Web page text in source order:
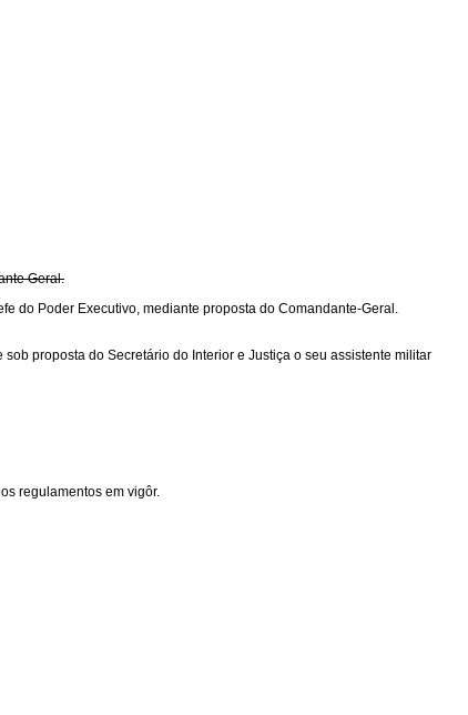
Geral.
do Poder Executivo, mediante proposta do Comandante-Geral.
proposta do Secretário do Interior e Justiça o seu assistente militar
regulamentos em vigôr.